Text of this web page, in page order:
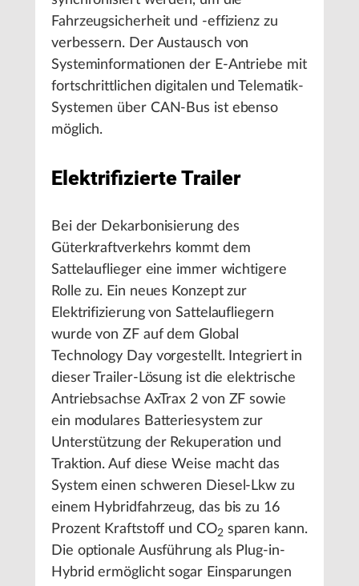
Fahrzeugsicherheit und -effizienz zu
verbessern. Der Austausch von
Systeminformationen der E-Antriebe mit
fortschrittlichen digitalen und Telematik-
Systemen über CAN-Bus ist ebenso
möglich.
Elektrifizierte Trailer
Bei der Dekarbonisierung des
Güterkraftverkehrs kommt dem
Sattelauflieger eine immer wichtigere
Rolle zu. Ein neues Konzept zur
Elektrifizierung von Sattelaufliegern
wurde von ZF auf dem Global
Technology Day vorgestellt. Integriert in
dieser Trailer-Lösung ist die elektrische
Antriebsachse AxTrax 2 von ZF sowie
ein modulares Batteriesystem zur
Unterstützung der Rekuperation und
Traktion. Auf diese Weise macht das
System einen schweren Diesel-Lkw zu
einem Hybridfahrzeug, das bis zu 16
Prozent Kraftstoff und CO2 sparen kann.
Die optionale Ausführung als Plug-in-
Hybrid ermöglicht sogar Einsparungen